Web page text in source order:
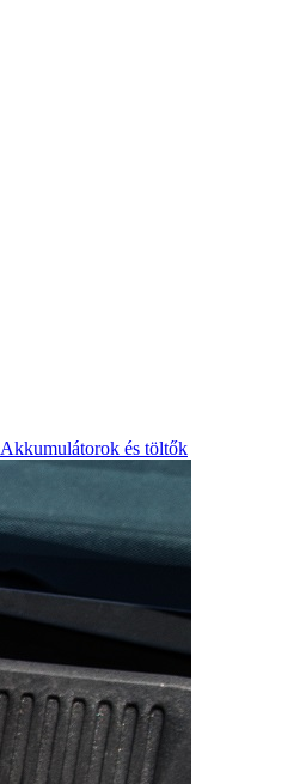
Akkumulátorok és töltők